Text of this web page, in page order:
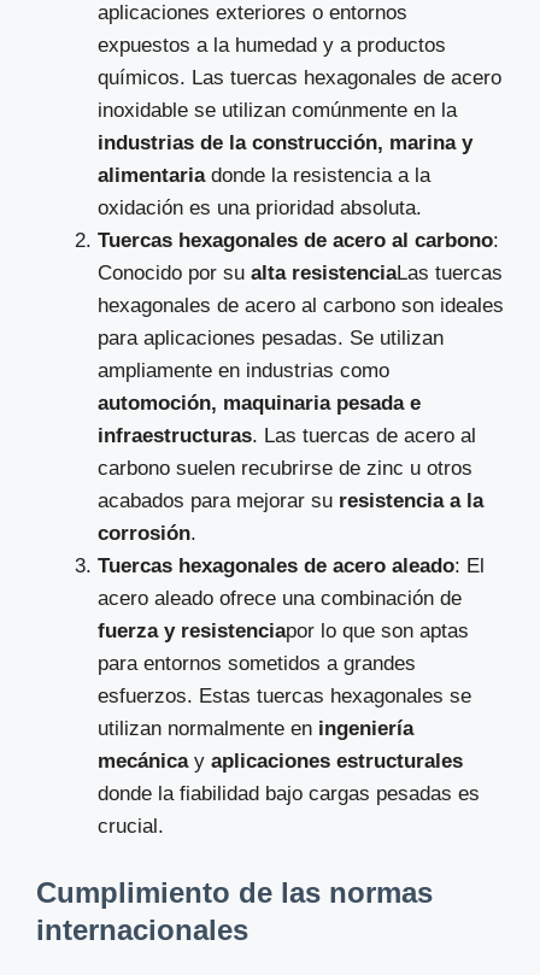
aplicaciones exteriores o entornos
expuestos a la humedad y a productos
químicos. Las tuercas hexagonales de acero
inoxidable se utilizan comúnmente en la
industrias de la construcción, marina y
alimentariadonde la resistencia a la
oxidación es una prioridad absoluta.
Tuercas hexagonales de acero al carbono:
Conocido por su alta resistenciaLas tuercas
hexagonales de acero al carbono son ideales
para aplicaciones pesadas. Se utilizan
ampliamente en industrias como
automoción, maquinaria pesada e
infraestructuras. Las tuercas de acero al
carbono suelen recubrirse de zinc u otros
acabados para mejorar su resistencia a la
corrosión.
Tuercas hexagonales de acero aleado: El
acero aleado ofrece una combinación de
fuerza y resistenciapor lo que son aptas
para entornos sometidos a grandes
esfuerzos. Estas tuercas hexagonales se
utilizan normalmente en ingeniería
mecánicay aplicaciones estructurales
donde la fiabilidad bajo cargas pesadas es
crucial.
Cumplimiento de las normas
internacionales